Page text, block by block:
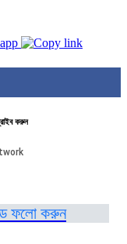
করুন
ফলো করুন